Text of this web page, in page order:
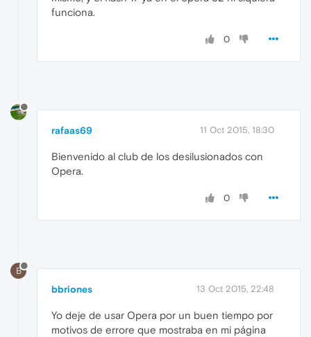
funciona.
0
rafaas69 11 Oct 2015, 18:30
Bienvenido al club de los desilusionados con
Opera.
0
B
bbriones 13 Oct 2015, 22:48
Yo deje de usar Opera por un buen tiempo por
motivos de errore que mostraba en mi página